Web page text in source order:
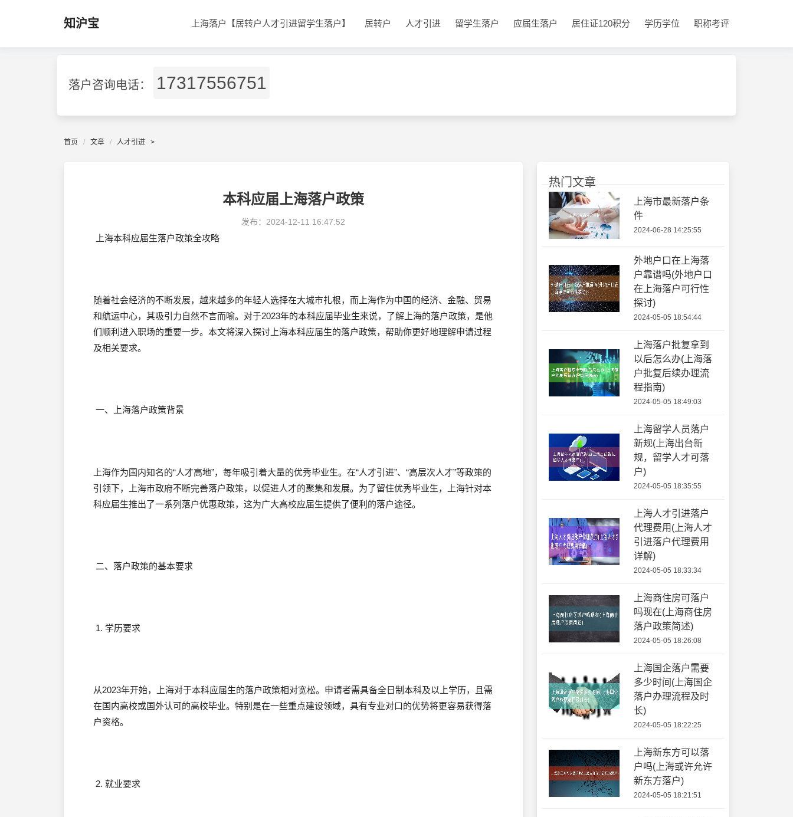
知沪宝 上海落户【居转户人才引进留学生落户】 居转户 人才引进 留学生落户 应届生落户 居住证120积分 学历学位 职称考评
落户咨询电话： 17317556751
首页 文章 人才引进 >
本科应届上海落户政策
发布： 2024-12-11 16:47:52
上海本科应届生落户政策全攻略
随着社会经济的不断发展，越来越多的年轻人选择在大城市扎根，而上海作为中国的经济、金融、贸易
和航运中心，其吸引力自然不言而喻。对于2023年的本科应届毕业生来说，了解上海的落户政策，是他
们顺利进入职场的重要一步。本文将深入探讨上海本科应届生的落户政策，帮助你更好地理解申请过程
及相关要求。
一、上海落户政策背景
上海作为国内知名的“人才高地”，每年吸引着大量的优秀毕业生。在“人才引进”、“高层次人才”等政策的
引领下，上海市政府不断完善落户政策，以促进人才的聚集和发展。为了留住优秀毕业生，上海针对本
科应届生推出了一系列落户优惠政策，这为广大高校应届生提供了便利的落户途径。
二、落户政策的基本要求
1. 学历要求
从2023年开始，上海对于本科应届生的落户政策相对宽松。申请者需具备全日制本科及以上学历，且需
在国内高校或国外认可的高校毕业。特别是在一些重点建设领域，具有专业对口的优势将更容易获得落
户资格。
2. 就业要求
热门文章
上海市最新落户条
件
2024-06-28 14:25:55
外地户口在上海落
户靠谱吗(外地户口
在上海落户可行性
探讨)
2024-05-05 18:54:44
上海落户批复拿到
以后怎么办(上海落
户批复后续办理流
程指南)
2024-05-05 18:49:03
上海留学人员落户
新规(上海出台新
规，留学人才可落
户)
2024-05-05 18:35:55
上海人才引进落户
代理费用(上海人才
引进落户代理费用
详解)
2024-05-05 18:33:34
上海商住房可落户
吗现在(上海商住房
落户政策简述)
2024-05-05 18:26:08
上海国企落户需要
多少时间(上海国企
落户办理流程及时
长)
2024-05-05 18:22:25
上海新东方可以落
户吗(上海或许允许
新东方落户)
2024-05-05 18:21:51